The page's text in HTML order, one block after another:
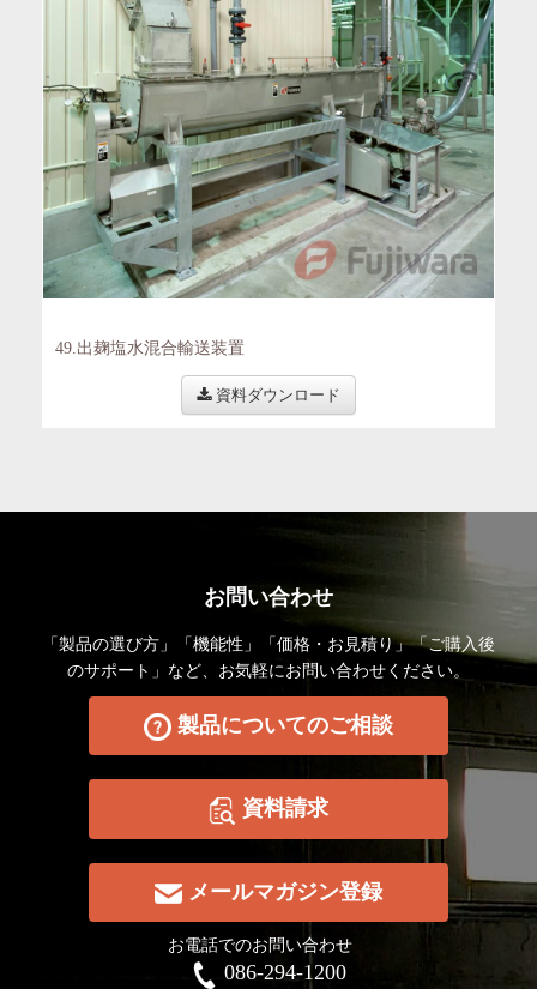
49.出麹塩水混合輸送装置
資料ダウンロード
お問い合わせ
「製品の選び方」「機能性」「価格・お見積り」「ご購入後
のサポート」など、お気軽にお問い合わせください。
製品についてのご相談
資料請求
メールマガジン登録
お電話でのお問い合わせ
086-294-1200